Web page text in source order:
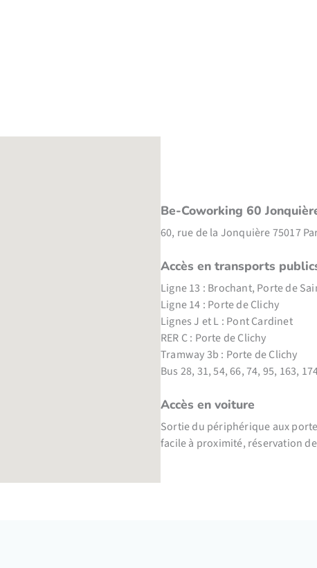
Be-Coworking 60
60, rue de la Jonquière 75017
Accès en transports
Ligne 13 : Brochant, Porte de
Ligne 14 : Porte de Clichy
Lignes J et L : Pont Cardinet
RER C : Porte de Clichy
Tramway 3b : Porte de Clichy
Bus 28, 31, 54, 66, 74, 95, 163,
Accès en voiture
Sortie du périphérique aux
facile à proximité, réservation